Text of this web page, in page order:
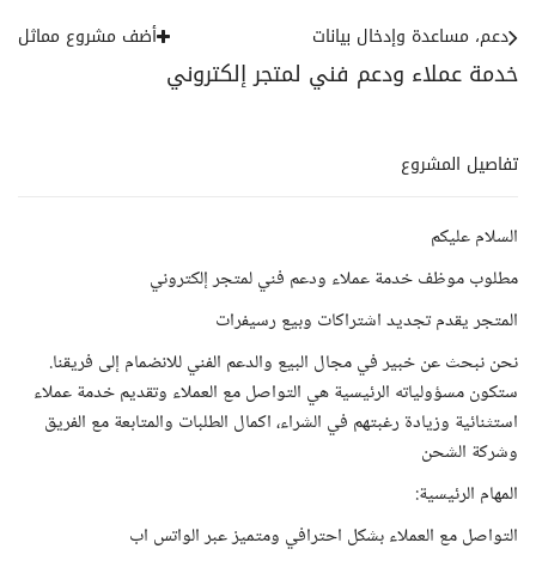
خدمة عملاء ودعم فني لمتجر إلكتروني
دعم، مساعدة وإدخال بيانات أضف مشروع مماثل
تفاصيل المشروع
السلام عليكم
مطلوب موظف خدمة عملاء ودعم فني لمتجر إلكتروني
المتجر يقدم تجديد اشتراكات وبيع رسيفرات
نحن نبحث عن خبير في مجال البيع والدعم الفني للانضمام إلى فريقنا.
ستكون مسؤولياته الرئيسية هي التواصل مع العملاء وتقديم خدمة عملاء
استثنائية وزيادة رغبتهم في الشراء، اكمال الطلبات والمتابعة مع الفريق
وشركة الشحن
المهام الرئيسية:
التواصل مع العملاء بشكل احترافي ومتميز عبر الواتس اب